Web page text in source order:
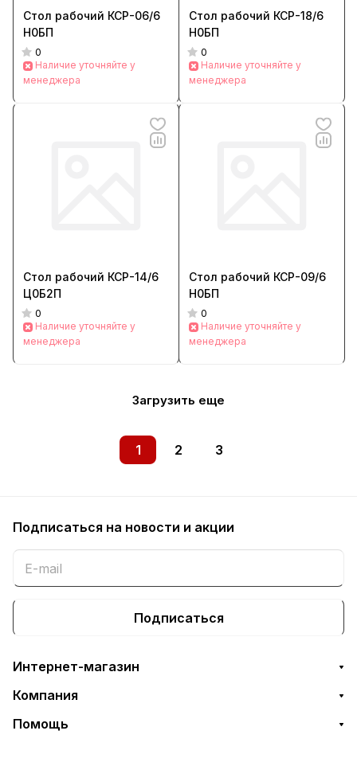
Стол рабочий КСР-06/6
Н0БП
0
Наличие уточняйте у
менеджера
Стол рабочий КСР-18/6
Н0БП
0
Наличие уточняйте у
менеджера
Стол рабочий КСР-14/6
Ц0Б2П
0
Наличие уточняйте у
менеджера
Стол рабочий КСР-09/6
Н0БП
0
Наличие уточняйте у
менеджера
Загрузить еще
1 2 3
Подписаться на новости и акции
Подписаться
Интернет-магазин
Компания
Помощь